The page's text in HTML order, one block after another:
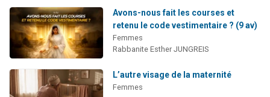
Avons-nous fait les courses et
retenu le code vestimentaire ? (9 av)
Femmes
Rabbanite Esther JUNGREIS
L’autre visage de la maternité
Femmes